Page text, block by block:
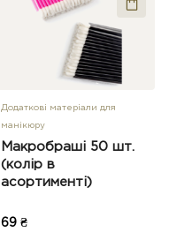
Додаткові матеріали для
манікюру
Макробраші 50 шт.
(колір в
асортименті)
69 ₴